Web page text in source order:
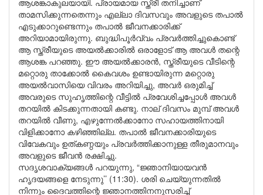
ആശങ്കാകുലയായി. പ്രായമായ സ്ത്രീ തനിച്ചാണ്
താമസിക്കുന്നതെന്നും എല്ലാ ദിവസവും അവളുടെ തപാൽ
എടുക്കാറുണ്ടെന്നും തപാൽ ജീവനക്കാരിക്ക്
അറിയാമായിരുന്നു. ബുദ്ധിപൂർവ്വം പ്രവർത്തിച്ചുകൊണ്ട്
ആ സ്ത്രീയുടെ അയൽക്കാരിൽ ഒരാളോട് ആ അവൾ തന്റെ
ആശങ്ക പറഞ്ഞു. ഈ അയൽക്കാരൻ, സ്ത്രീയുടെ വീടിന്റെ
മറ്റൊരു താക്കോൽ കൈവശം ഉണ്ടായിരുന്ന മറ്റൊരു
അയൽവാസിയെ വിവരം അറിയിച്ചു, അവർ ഒരുമിച്ച്
അവരുടെ സുഹൃത്തിന്റെ വീട്ടിൽ പ്രവേശിച്ചപ്പോൾ അവൾ
തറയിൽ കിടക്കുന്നതായി കണ്ടു. നാല് ദിവസം മുമ്പ് അവൾ
തറയിൽ വീണു, എഴുന്നേൽക്കാനോ സഹായത്തിനായി
വിളിക്കാനോ കഴിഞ്ഞില്ല. തപാൽ ജീവനക്കാരിയുടെ
വിവേകവും ഉത്കണ്ഠയും പ്രവർത്തിക്കാനുള്ള തീരുമാനവും
അവളുടെ ജീവൻ രക്ഷിച്ചു.
സദൃശവാക്യങ്ങൾ പറയുന്നു, “ജ്ഞാനിയായവൻ
ഹൃദയങ്ങളെ നേടുന്നു’’ (11:30). ശരി ചെയ്യുന്നതിൽ
നിന്നും ദൈവത്തിന്റെ ജ്ഞാനത്തിനനുസരിച്ച്